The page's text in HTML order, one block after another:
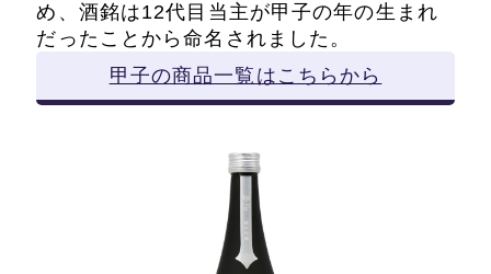
め、酒銘は12代目当主が甲子の年の生まれ
だったことから命名されました。
甲子の商品一覧はこちらから